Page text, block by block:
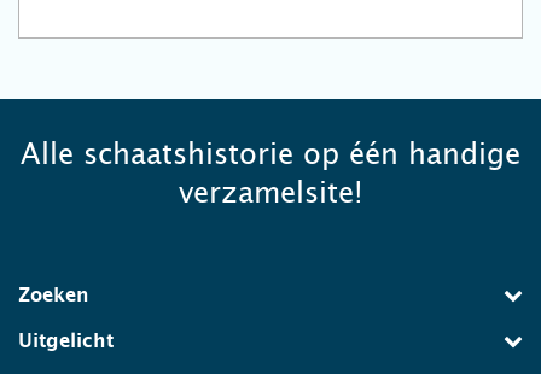
Alle schaatshistorie op één handige
verzamelsite!
Zoeken
Uitgelicht